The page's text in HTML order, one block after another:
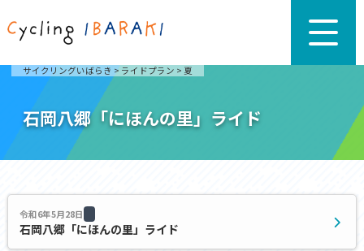
サイクリングいばらき > ライドプラン > 夏
石岡八郷「にほんの里」ライド
令和6年5月28日
石岡八郷「にほんの里」ライド